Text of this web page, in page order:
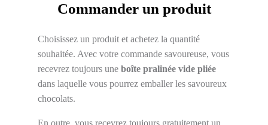
Commander un produit
Choisissez un produit et achetez la quantité
souhaitée. Avec votre commande savoureuse, vous
recevrez toujours une boîte pralinée vide pliée
dans laquelle vous pourrez emballer les savoureux
chocolats.